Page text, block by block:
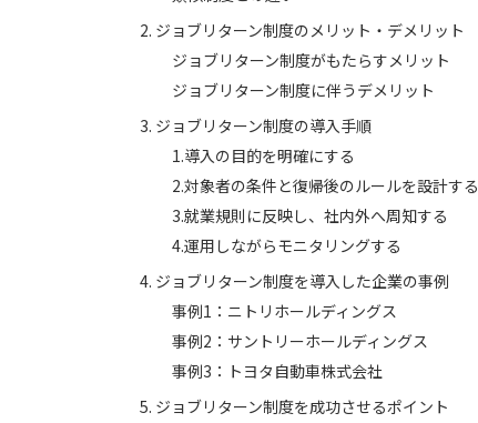
ジョブリターン制度のメリット・デメリット
ジョブリターン制度がもたらすメリット
ジョブリターン制度に伴うデメリット
ジョブリターン制度の導入手順
1.導入の目的を明確にする
2.対象者の条件と復帰後のルールを設計する
3.就業規則に反映し、社内外へ周知する
4.運用しながらモニタリングする
ジョブリターン制度を導入した企業の事例
事例1：ニトリホールディングス
事例2：サントリーホールディングス
事例3：トヨタ自動車株式会社
ジョブリターン制度を成功させるポイント